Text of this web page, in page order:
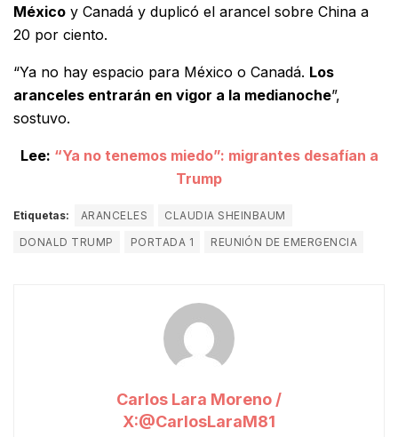
México y Canadá y duplicó el arancel sobre China a
20 por ciento.
“Ya no hay espacio para México o Canadá. Los
aranceles entrarán en vigor a la medianoche”,
sostuvo.
Lee: “Ya no tenemos miedo”: migrantes desafían a
Trump
Etiquetas: ARANCELES
CLAUDIA SHEINBAUM
DONALD TRUMP
PORTADA 1 REUNIÓN DE EMERGENCIA
Carlos Lara Moreno /
X:@CarlosLaraM81